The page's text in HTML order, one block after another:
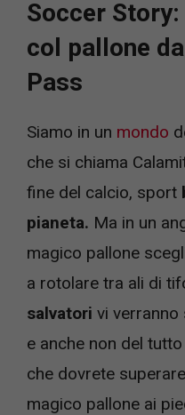
Soccer
col pallone
Pass
Siamo in un mondo
che si chiama
fine del calcio, sport
pianeta. Ma in un
magico pallone
a rotolare tra ali di
salvatori vi
e anche non del
che dovrete
magico pallone ai